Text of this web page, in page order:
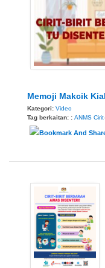
Memoji Makcik
Kategori: Video
Tag berkaitan: : ANMS